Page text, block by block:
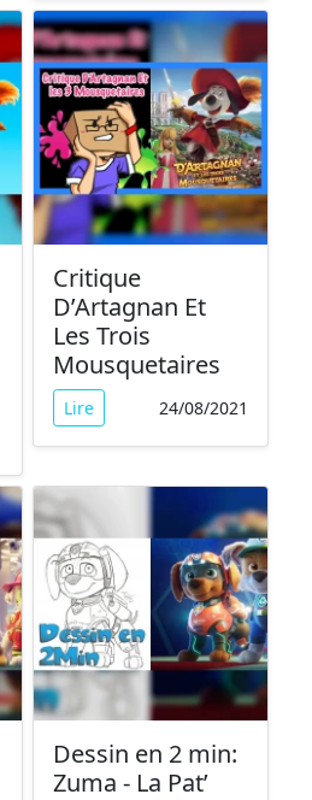
Critique
D’Artagnan Et
Les Trois
Mousquetaires
Lire 24/08/2021
Dessin en 2 min:
Zuma - La Pat’